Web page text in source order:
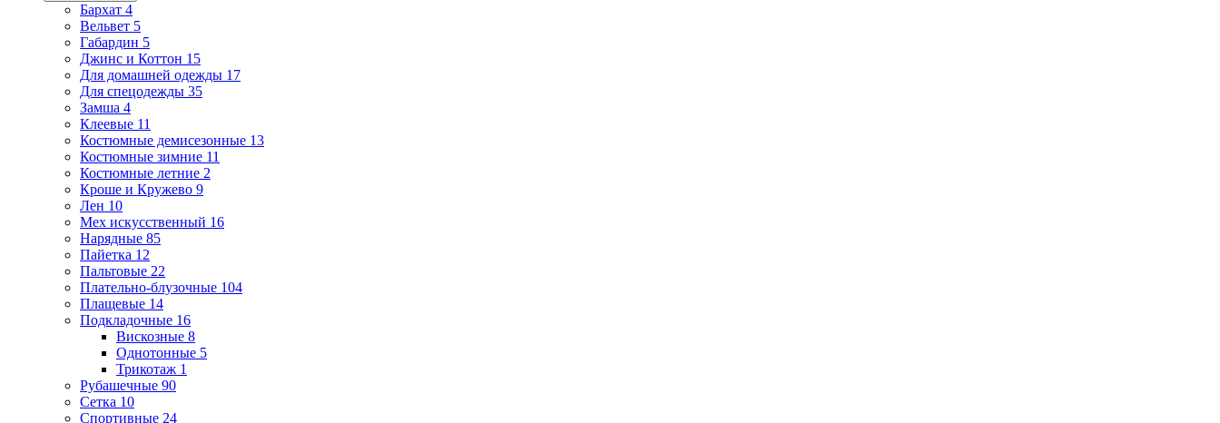
Бархат 4
Вельвет 5
Габардин 5
Джинс и Коттон 15
Для домашней одежды 17
Для спецодежды 35
Замша 4
Клеевые 11
Костюмные демисезонные 13
Костюмные зимние 11
Костюмные летние 2
Кроше и Кружево 9
Лен 10
Мех искусственный 16
Нарядные 85
Пайетка 12
Пальтовые 22
Плательно-блузочные 104
Плащевые 14
Подкладочные 16
Вискозные 8
Однотонные 5
Трикотаж 1
Рубашечные 90
Сетка 10
Спортивные 24